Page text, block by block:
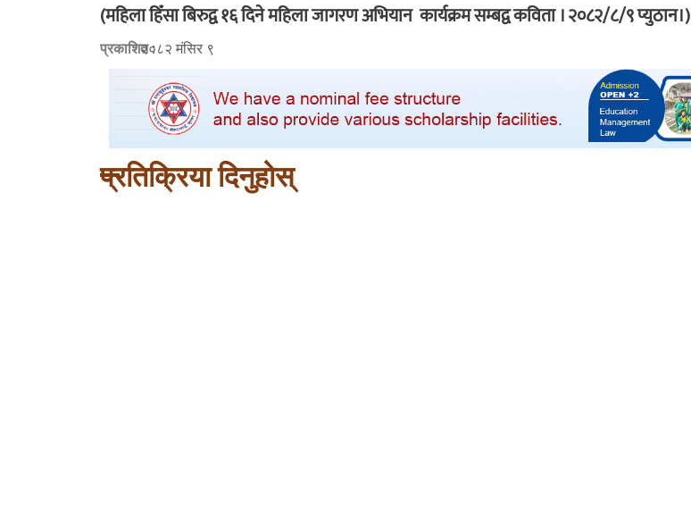
(महिला हिँसा बिरुद्व १६ दिने महिला जागरण अभियान कार्यक्रम सम्बद्व कविता । २०८२/८/९ प्युठान।)
प्रकाशित :२०८२ मंसिर ९
प्रतिक्रिया दिनुहोस्